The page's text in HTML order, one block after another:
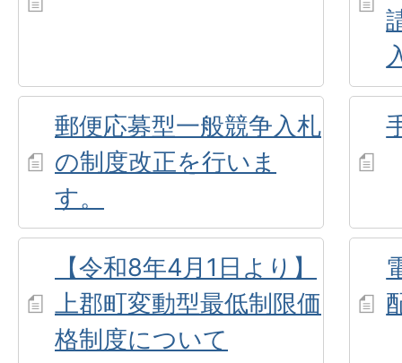
郵便応募型一般競争入札
の制度改正を行いま
す。
【令和8年4月1日より】
上郡町変動型最低制限価
格制度について